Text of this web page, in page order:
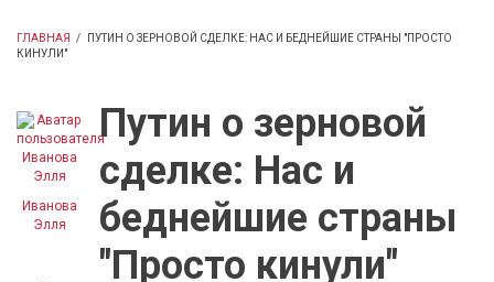
ГЛАВНАЯ /
ПУТИН О ЗЕРНОВОЙ СДЕЛКЕ: НАС И БЕДНЕЙШИЕ СТРАНЫ "ПРОСТО
КИНУЛИ"
Иванова
Элля
Путин о зерновой
сделке: Нас и
беднейшие страны
"Просто кинули"